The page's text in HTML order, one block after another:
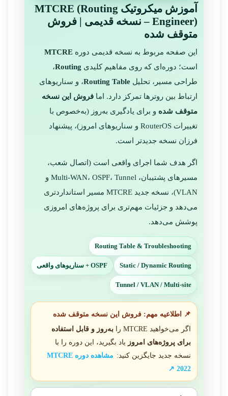
آموزش میکروتیک MTCRE (Routing
Engineer) – نسخه قدیمی | فروش
متوقف شده
این صفحه مربوط به نسخه قدیمی دوره MTCRE
است؛ دوره‌ای که روی مفاهیم کلیدی Routing،
طراحی مسیر، تحلیل Routing Table، و سناریوهای
ارتباط بین روترها تمرکز دارد. اما فروش این نسخه
متوقف شده و برای یادگیری به‌روز (به‌خصوص با
تغییرات RouterOS و سناریوهای امروز)، پیشنهاد
فرزان نسخه جدیدتر است.
اگر هدف شما اجرای واقعی است (اتصال شعب،
مسیرهای پشتیبان، Multi-WAN، OSPF، Tunnel و
VLAN)، نسخه جدید MTCRE مسیر استانداردتری
می‌دهد و جزئیات مهم‌تری برای پروژه‌های امروزی
پوشش می‌دهد.
Routing Table & Troubleshooting
Static / Dynamic Routing OSPF + سناریوهای واقعی
Tunnel / VLAN / Multi-site
📌 اطلاعیه مهم: فروش این نسخه متوقف شده
اگر می‌خواهید MTCRE را
به‌روز و قابل استفاده
برای پروژه‌های امروز یاد بگیرید، این دوره را با
نسخه جدید جایگزین کنید:
مشاهده دوره MTCRE
2022 ↗